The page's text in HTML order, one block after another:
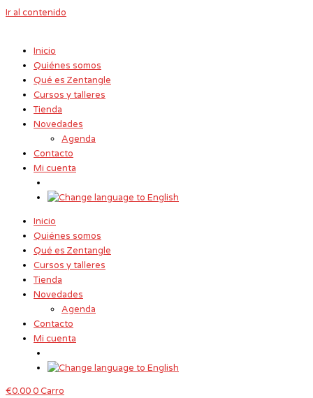
Ir al contenido
Inicio
Quiénes somos
Qué es Zentangle
Cursos y talleres
Tienda
Novedades
Agenda
Contacto
Mi cuenta
Inicio
Quiénes somos
Qué es Zentangle
Cursos y talleres
Tienda
Novedades
Agenda
Contacto
Mi cuenta
€0.000Carro